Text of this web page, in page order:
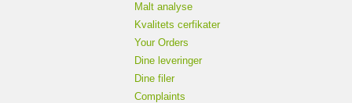
Malt analyse
Kvalitets cerfikater
Your Orders
Dine leveringer
Dine filer
Complaints